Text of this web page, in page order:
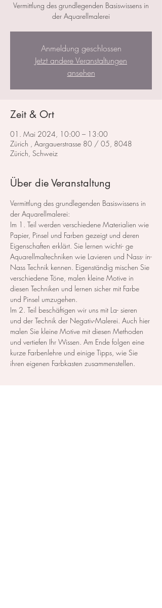
Vermittlung des grundlegenden Basiswissens in
der Aquarellmalerei
Anmeldung geschlossen
Jetzt andere Veranstaltungen
ansehen
Zeit & Ort
01. Mai 2024, 10:00 – 13:00
Zürich , Aargauerstrasse 80 / 05, 8048
Zürich, Schweiz
Über die Veranstaltung
Vermittlung des grundlegenden Basiswissens in
der Aquarellmalerei:
Im 1. Teil werden verschiedene Materialien wie
Papier, Pinsel und Farben gezeigt und deren
Eigenschaften erklärt. Sie lernen wichti- ge
Aquarellmaltechniken wie Lavieren und Nass- in-
Nass Technik kennen. Eigenständig mischen Sie
verschiedene Töne, malen kleine Motive in
diesen Techniken und lernen sicher mit Farbe
und Pinsel umzugehen.
Im 2. Teil beschäftigen wir uns mit La- sieren
und der Technik der Negativ-Malerei. Auch hier
malen Sie kleine Motive mit diesen Methoden
und vertiefen Ihr Wissen. Am Ende folgen eine
kurze Farbenlehre und einige Tipps, wie Sie
ihren eigenen Farbkasten zusammenstellen.